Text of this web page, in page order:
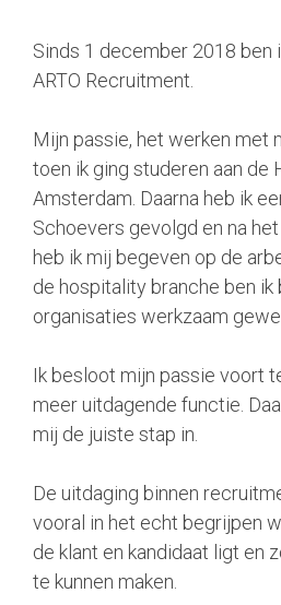
Sinds 1 december 2018 ben
ARTO Recruitment.
Mijn passie, het werken met
toen ik ging studeren aan de
Amsterdam. Daarna heb ik
Schoevers gevolgd en na
heb ik mij begeven op de
de hospitality branche ben
organisaties werkzaam
Ik besloot mijn passie voort
meer uitdagende functie.
mij de juiste stap in.
De uitdaging binnen
vooral in het echt begrijpen
de klant en kandidaat ligt en
te kunnen maken.